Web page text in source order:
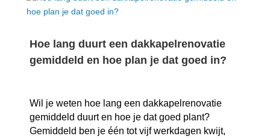
Hoe lang duurt een dakkapelrenovatie
gemiddeld en hoe plan je dat goed in?
Wil je weten hoe lang een dakkapelrenovatie
gemiddeld duurt en hoe je dat goed plant?
Gemiddeld ben je één tot vijf werkdagen kwijt,